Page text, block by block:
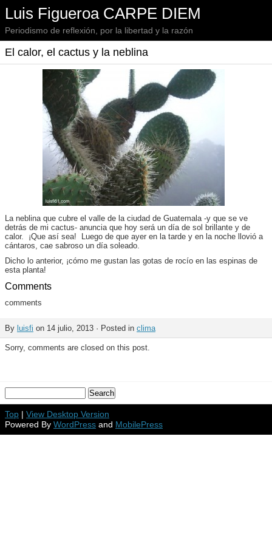
Luis Figueroa CARPE DIEM
Periodismo de reflexión, por la libertad y la razón
El calor, el cactus y la neblina
La neblina que cubre el valle de la ciudad de Guatemala -y que se ve
detrás de mi cactus- anuncia que hoy será un día de sol brillante y de
calor. ¡Que así sea! Luego de que ayer en la tarde y en la noche llovió a
cántaros, cae sabroso un día soleado.
Dicho lo anterior, ¡cómo me gustan las gotas de rocío en las espinas de
esta planta!
Comments
comments
By luisfi on 14 julio, 2013 · Posted in clima
Sorry, comments are closed on this post.
Top | View Desktop Version
Powered By WordPress and MobilePress